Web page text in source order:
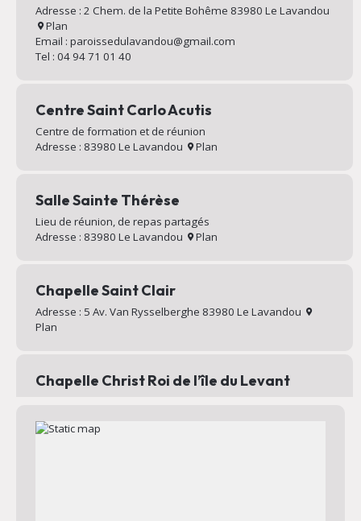
Adresse : 2 Chem. de la Petite Bohême 83980 Le Lavandou
Plan
Email : paroissedulavandou@gmail.com
Tel : 04 94 71 01 40
Centre Saint Carlo Acutis
Centre de formation et de réunion
Adresse : 83980 Le Lavandou
Plan
Salle Sainte Thérèse
Lieu de réunion, de repas partagés
Adresse : 83980 Le Lavandou
Plan
Chapelle Saint Clair
Adresse : 5 Av. Van Rysselberghe 83980 Le Lavandou
Plan
Chapelle Christ Roi de l’île du Levant